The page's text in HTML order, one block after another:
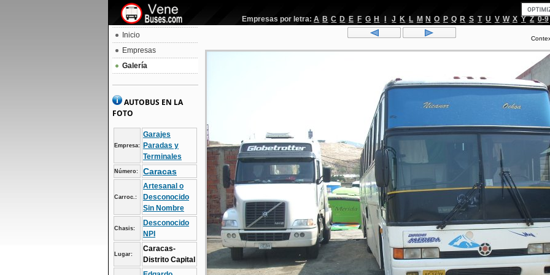
Empresas por letra: A B C D E F G H J K L M N O P Q R S T U V W X Y Z 0-9
Inicio
Empresas
Galería
AUTOBUS EN LA
FOTO
Empresa:
Garajes
Paradas y
Terminales
Número: Caracas
Carroc.:
Artesanal o
Desconocido
Sin Nombre
Chasis:
Desconocido
NPI
Lugar:
Caracas-
Distrito Capital